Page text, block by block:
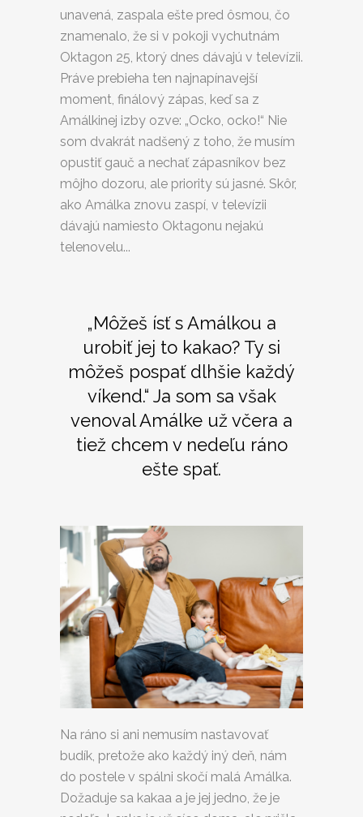
unavená, zaspala ešte pred ôsmou, čo
znamenalo, že si v pokoji vychutnám
Oktagon 25, ktorý dnes dávajú v televízii.
Práve prebieha ten najnapínavejší
moment, finálový zápas, keď sa z
Amálkinej izby ozve: „Ocko, ocko!“ Nie
som dvakrát nadšený z toho, že musím
opustiť gauč a nechať zápasníkov bez
môjho dozoru, ale priority sú jasné. Skôr,
ako Amálka znovu zaspí, v televízii
dávajú namiesto Oktagonu nejakú
telenovelu...
„Môžeš ísť s Amálkou a
urobiť jej to kakao? Ty si
môžeš pospať dlhšie každý
víkend.“ Ja som sa však
venoval Amálke už včera a
tiež chcem v nedeľu ráno
ešte spať.
Na ráno si ani nemusím nastavovať
budík, pretože ako každý iný deň, nám
do postele v spálni skočí malá Amálka.
Dožaduje sa kakaa a je jej jedno, že je